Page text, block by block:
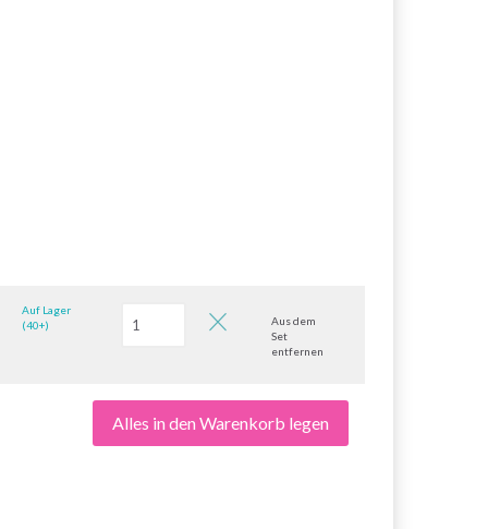
Auf Lager
(40+)
Aus dem
Set
entfernen
Alles in den Warenkorb legen